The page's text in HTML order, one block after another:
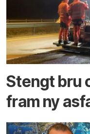
Stengt bru
fram ny